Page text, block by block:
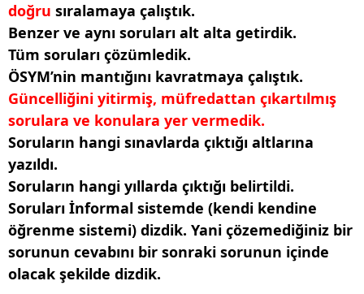
doğru sıralamaya çalıştık.
Benzer ve aynı soruları alt alta getirdik.
Tüm soruları çözümledik.
ÖSYM’nin mantığını kavratmaya çalıştık.
Güncelliğini yitirmiş, müfredattan çıkartılmış
sorulara ve konulara yer vermedik.
Soruların hangi sınavlarda çıktığı altlarına
yazıldı.
Soruların hangi yıllarda çıktığı belirtildi.
Soruları İnformal sistemde (kendi kendine
öğrenme sistemi) dizdik. Yani çözemediğiniz bir
sorunun cevabını bir sonraki sorunun içinde
olacak şekilde dizdik.